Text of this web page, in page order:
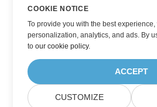
COOKIE NOTICE
To provide you with the best
personalization, analytics, and ads. By
toour cookie policy.
ACCEPT
CUSTOMIZE